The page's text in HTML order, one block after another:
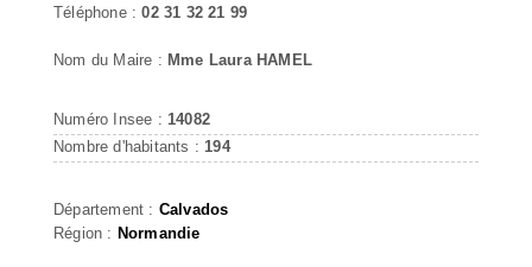
Téléphone :02 31 32 21 99
Nom du Maire : Mme Laura HAMEL
Numéro Insee : 14082
Nombre d'habitants : 194
Département : Calvados
Région : Normandie